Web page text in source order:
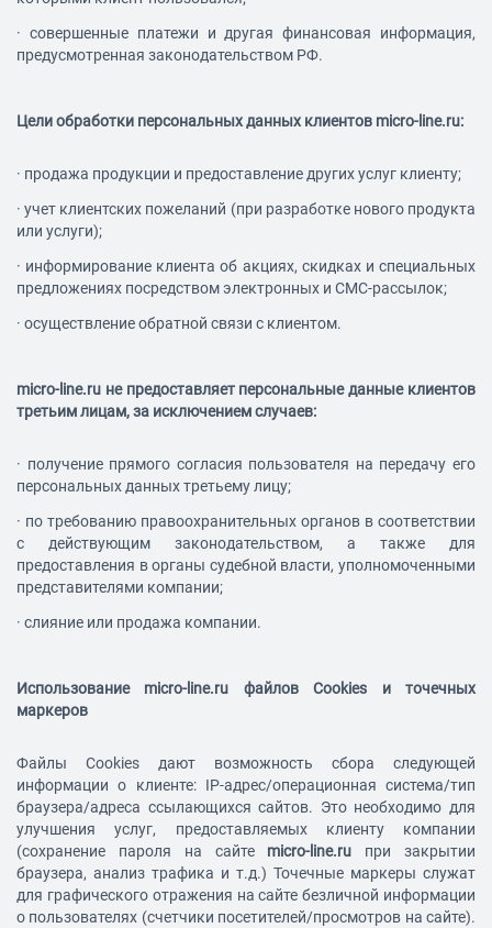
· совершенные платежи и другая финансовая информация,
предусмотренная законодательством РФ.
Цели обработки персональных данных клиентов micro-line.ru:
· продажа продукции и предоставление других услуг клиенту;
·учет клиентских пожеланий (при разработке нового продукта
или услуги);
· информирование клиента об акциях, скидках и специальных
предложениях посредством электронных и СМС-рассылок;
· осуществление обратной связи с клиентом.
micro-line.ru не предоставляет персональные данные клиентов
третьим лицам, за исключением случаев:
· получение прямого согласия пользователя на передачу его
персональных данных третьему лицу;
· по требованию правоохранительных органов в соответствии
с действующим законодательством, а также для
предоставления в органы судебной власти, уполномоченными
представителями компании;
· слияние или продажа компании.
Использование micro-line.ru файлов Cookies и точечных
маркеров
Файлы Cookies дают возможность сбора следующей
информации о клиенте: IP-адрес/операционная система/тип
браузера/адреса ссылающихся сайтов. Это необходимо для
улучшения услуг, предоставляемых клиенту компании
(сохранение пароля на сайте micro-line.ru при закрытии
браузера, анализ трафика и т.д.) Точечные маркеры служат
для графического отражения на сайте безличной информации
о пользователях (счетчики посетителей/просмотров на сайте).